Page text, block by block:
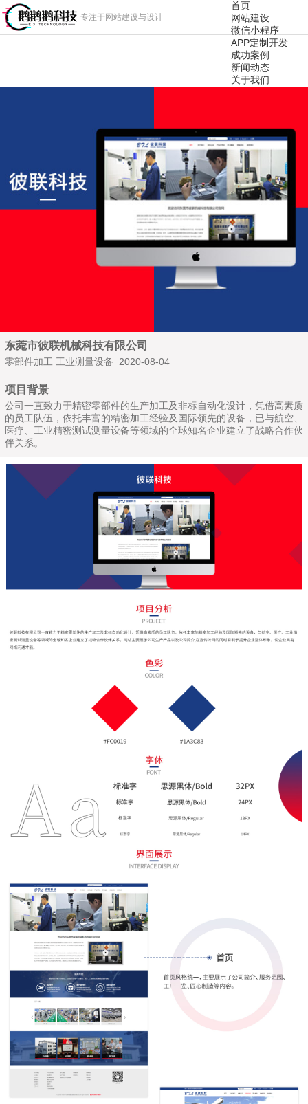
专注于网站建设与设计
首页
网站建设
微信小程序
APP定制开发
成功案例
新闻动态
关于我们
东菀市彼联机械科技有限公司
零部件加工 工业测量设备 2020-08-04
项目背景
公司一直致力于精密零部件的生产加工及非标自动化设计，凭借高素质
的员工队伍，依托丰富的精密加工经验及国际领先的设备，已与航空、
医疗、工业精密测试测量设备等领域的全球知名企业建立了战略合作伙
伴关系。